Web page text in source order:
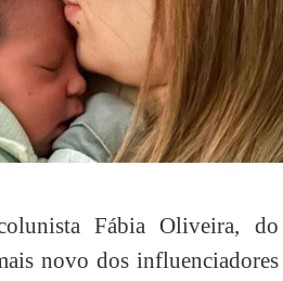
Fábia Oliveira, do
novo dos influenciadores